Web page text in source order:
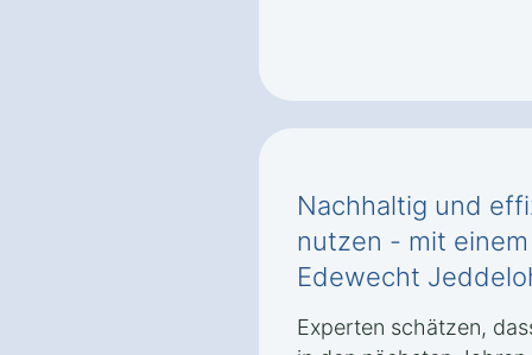
Nachhaltig und
nutzen - mit
Edewecht
Experten schätzen,